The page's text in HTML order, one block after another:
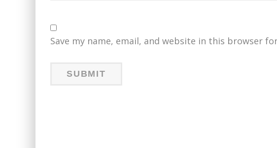
Save my name, email, and website in this browser